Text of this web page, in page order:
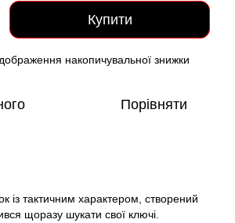
Купити
накопичувальної знижки
Порівняти
із тактичним характером, створений
щоразу шукати свої ключі.